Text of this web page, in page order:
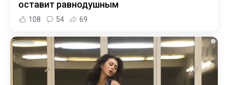
оставит равнодушным
108 54 69
i